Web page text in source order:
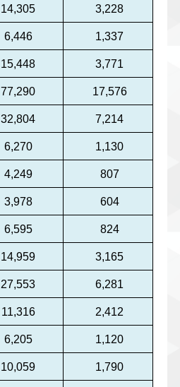
14,305 3,228
6,446 1,337
15,448 3,771
77,290 17,576
32,804 7,214
6,270 1,130
4,249 807
3,978 604
6,595 824
14,959 3,165
27,553 6,281
11,316 2,412
6,205 1,120
10,059 1,790